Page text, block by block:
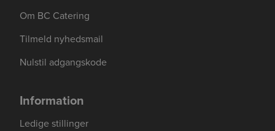
Om BC Catering
Tilmeld nyhedsmail
Nulstil adgangskode
Information
Ledige stillinger
Se mere her om beregningerne og værdierne